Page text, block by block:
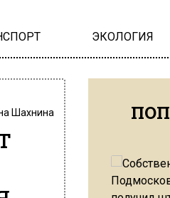
ЭКОЛОГИЯ
Шахнина